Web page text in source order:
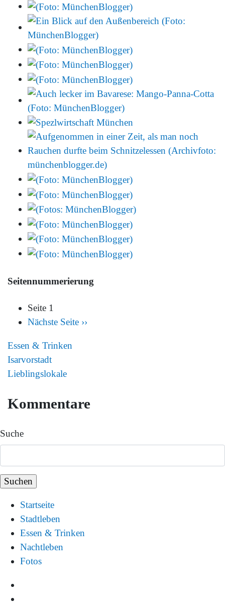
Seitennummerierung
Seite 1
Nächste Seite ››
Essen & Trinken
Isarvorstadt
Lieblingslokale
Kommentare
Suche
Startseite
Stadtleben
Essen & Trinken
Nachtleben
Fotos